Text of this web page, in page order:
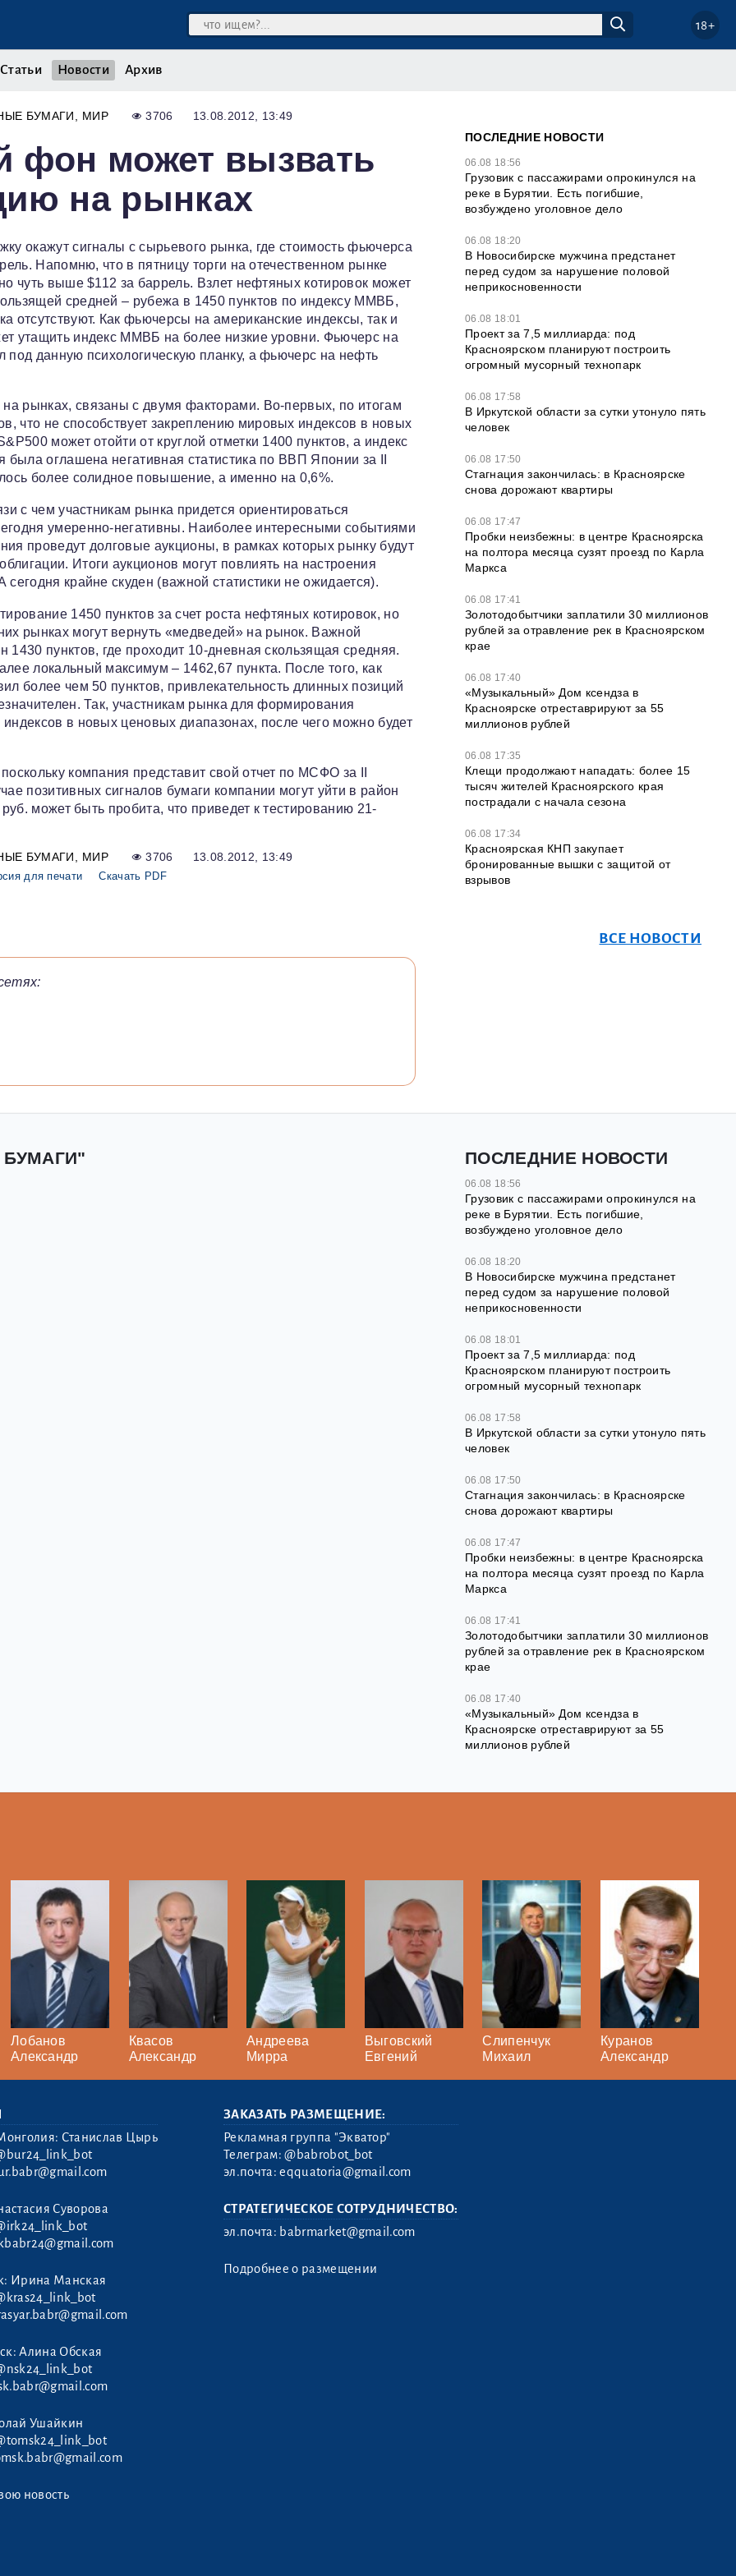
18+
Статьи Новости Архив
БУМАГИ МИР 3706 13.08.2012, 13:49
фон может вызвать
на рынках
окажут сигналы с сырьевого рынка, где стоимость фьючерса
Напомню, что в пятницу торги на отечественном рынке
чуть выше $112 за баррель. Взлет нефтяных котировок может
средней – рубежа в 1450 пунктов по индексу ММВБ,
отсутствуют. Как фьючерсы на американские индексы, так и
утащить индекс ММВБ на более низкие уровни. Фьючерс на
данную психологическую планку, а фьючерс на нефть
рынках, связаны с двумя факторами. Во-первых, по итогам
что не способствует закреплению мировых индексов в новых
может отойти от круглой отметки 1400 пунктов, а индекс
оглашена негативная статистика по ВВП Японии за II
более солидное повышение, а именно на 0,6%.
с чем участникам рынка придется ориентироваться
умеренно-негативны. Наиболее интересными событиями
проведут долговые аукционы, в рамках которых рынку будут
Итоги аукционов могут повлиять на настроения
крайне скуден (важной статистики не ожидается).
1450 пунктов за счет роста нефтяных котировок, но
рынках могут вернуть «медведей» на рынок. Важной
1430 пунктов, где проходит 10-дневная скользящая средняя.
локальный максимум – 1462,67 пункта. После того, как
более чем 50 пунктов, привлекательность длинных позиций
Так, участникам рынка для формирования
в новых ценовых диапазонах, после чего можно будет
компания представит свой отчет по МСФО за II
позитивных сигналов бумаги компании могут уйти в район
может быть пробита, что приведет к тестированию 21-
БУМАГИ МИР 3706 13.08.2012, 13:49
для печати Скачать PDF
ПОСЛЕДНИЕ НОВОСТИ
06.08 18:56
Грузовик с пассажирами опрокинулся на
реке в Бурятии. Есть погибшие,
возбуждено уголовное дело
06.08 18:20
В Новосибирске мужчина предстанет
перед судом за нарушение половой
неприкосновенности
06.08 18:01
Проект за 7,5 миллиарда: под
Красноярском планируют построить
огромный мусорный технопарк
06.08 17:58
В Иркутской области за сутки утонуло пять
человек
06.08 17:50
Стагнация закончилась: в Красноярске
снова дорожают квартиры
06.08 17:47
Пробки неизбежны: в центре Красноярска
на полтора месяца сузят проезд по Карла
Маркса
06.08 17:41
Золотодобытчики заплатили 30 миллионов
рублей за отравление рек в Красноярском
крае
06.08 17:40
«Музыкальный» Дом ксендза в
Красноярске отреставрируют за 55
миллионов рублей
06.08 17:35
Клещи продолжают нападать: более 15
тысяч жителей Красноярского края
пострадали с начала сезона
06.08 17:34
Красноярская КНП закупает
бронированные вышки с защитой от
взрывов
ВСЕ НОВОСТИ
БУМАГИ" ПОСЛЕДНИЕ НОВОСТИ
06.08 18:56
Грузовик с пассажирами опрокинулся на
реке в Бурятии. Есть погибшие,
возбуждено уголовное дело
06.08 18:20
В Новосибирске мужчина предстанет
перед судом за нарушение половой
неприкосновенности
06.08 18:01
Проект за 7,5 миллиарда: под
Красноярском планируют построить
огромный мусорный технопарк
06.08 17:58
В Иркутской области за сутки утонуло пять
человек
06.08 17:50
Стагнация закончилась: в Красноярске
снова дорожают квартиры
06.08 17:47
Пробки неизбежны: в центре Красноярска
на полтора месяца сузят проезд по Карла
Маркса
06.08 17:41
Золотодобытчики заплатили 30 миллионов
рублей за отравление рек в Красноярском
крае
06.08 17:40
«Музыкальный» Дом ксендза в
Красноярске отреставрируют за 55
миллионов рублей
Лобанов
Александр
Квасов
Александр
Андреева
Мирра
Выговский
Евгений
Слипенчук
Михаил
Куранов
Александр
Станислав Цырь
Суворова
Ирина Манская
Алина Обская
Ушайкин
новость
ЗАКАЗАТЬ РАЗМЕЩЕНИЕ:
Рекламная группа "Экватор"
Телеграм:@babrobot_bot
эл.почта:eqquatoria@gmail.com
СТРАТЕГИЧЕСКОЕ СОТРУДНИЧЕСТВО:
эл.почта: babrmarket@gmail.com
Подробнее о размещении